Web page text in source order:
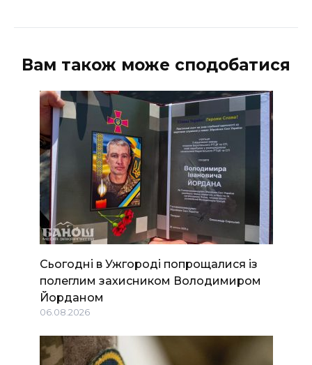
Вам також може сподобатися
Сьогодні в Ужгороді попрощалися із
полеглим захисником Володимиром
Йорданом
06.08.2026